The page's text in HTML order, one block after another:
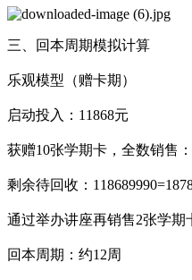
三、回本周期模拟计算
乐观模型（赠卡期）
启动投入：11868元
获赠10张学期卡，全数销售
剩余待回收：
通过举办讲座再销售2张学期
回本周期：约12周